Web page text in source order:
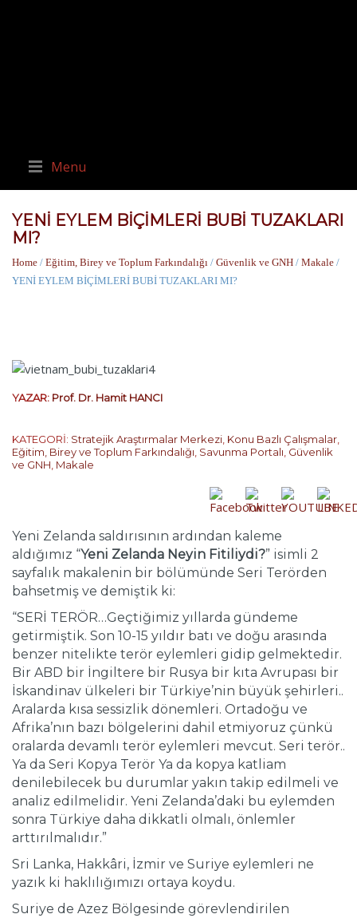
Menu
YENİ EYLEM BİÇİMLERİ BUBİ TUZAKLARI
MI?
Home / Eğitim, Birey ve Toplum Farkındalığı / Güvenlik ve GNH / Makale /
YENİ EYLEM BİÇİMLERİ BUBİ TUZAKLARI MI?
YAZAR: Prof. Dr. Hamit HANCI
KATEGORİ: Stratejik Araştırmalar Merkezi, Konu Bazlı Çalışmalar,
Eğitim, Birey ve Toplum Farkındalığı, Savunma Portalı, Güvenlik
ve GNH, Makale
Yeni Zelanda saldırısının ardından kaleme
aldığımız “Yeni Zelanda Neyin Fitiliydi?” isimli 2
sayfalık makalenin bir bölümünde Seri Terörden
bahsetmiş ve demiştik ki:
“SERİ TERÖR…Geçtiğimiz yıllarda gündeme
getirmiştik. Son 10-15 yıldır batı ve doğu arasında
benzer nitelikte terör eylemleri gidip gelmektedir.
Bir ABD bir İngiltere bir Rusya bir kıta Avrupası bir
İskandinav ülkeleri bir Türkiye’nin büyük şehirleri..
Aralarda kısa sessizlik dönemleri. Ortadoğu ve
Afrika’nın bazı bölgelerini dahil etmiyoruz çünkü
oralarda devamlı terör eylemleri mevcut. Seri terör..
Ya da Seri Kopya Terör Ya da kopya katliam
denilebilecek bu durumlar yakın takip edilmeli ve
analiz edilmelidir. Yeni Zelanda’daki bu eylemden
sonra Türkiye daha dikkatli olmalı, önlemler
arttırılmalıdır.”
Sri Lanka, Hakkâri, İzmir ve Suriye eylemleri ne
yazık ki haklılığımızı ortaya koydu.
Suriye de Azez Bölgesinde görevlendirilen